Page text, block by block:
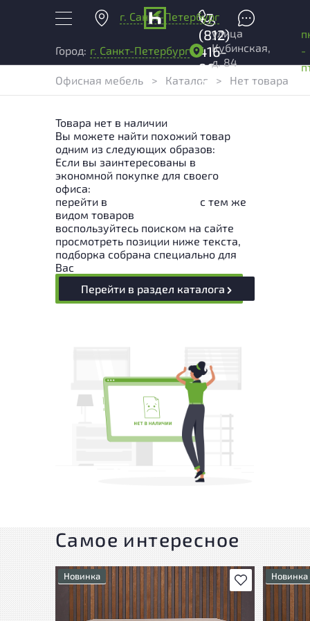
г. Санкт-Петербург
+7
(812)
416-
96-
99
Город: г. Санкт-Петербург
улица
Кубинская,
д. 84
-
Офисная мебель
> Каталог > Нет товара
Товара нет в наличии
Вы можете найти похожий товар
одним из следующих образов:
Если вы заинтересованы в
экономной покупке для своего
офиса:
перейти в
с тем же
видом товаров
воспользуйтесь поиском на сайте
просмотреть позиции ниже текста,
подборка собрана специально для
Вас
Перейти в раздел каталога
Самое интересное
В избранное
Новинка Новинка